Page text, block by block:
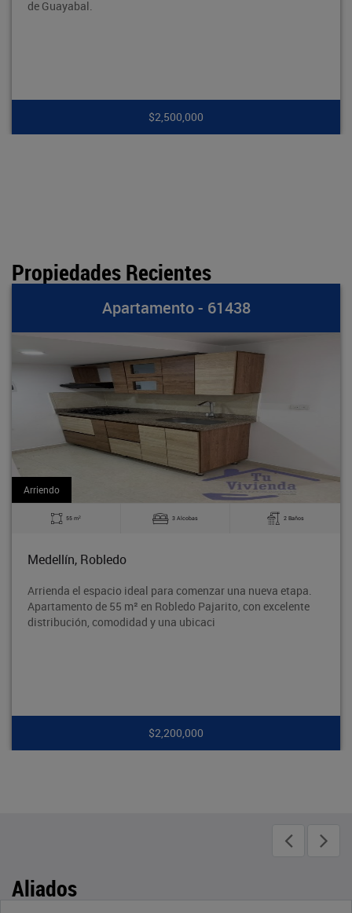
Propiedades Recientes
- 61438
3 Alcobas 2 Baños
ideal para comenzar una nueva etapa.
m² en Robledo Pajarito, con excelente
y una ubicaci
Arriendo
Excelente
tradicional
Aliados